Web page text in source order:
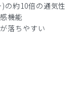
なってる気がしま
って良かったで
コート・クール
の約10倍の通気性
機能
落ちやすい